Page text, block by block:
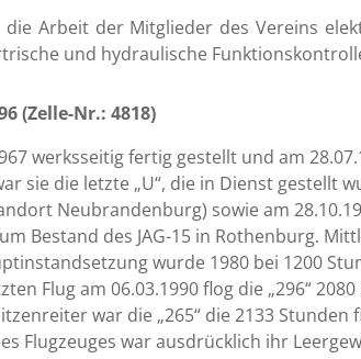
die Arbeit der Mitglieder des Vereins
und hydraulische
(Zelle-Nr.: 4818)
werksseitig fertig gestellt und am
sie die letzte „U“, die in Dienst gestellt
Neubrandenburg) sowie am
Bestand des JAG-15 in Rothenburg.
wurde 1980 bei 1200
Flug am 06.03.1990 flog die „296“
war die „265“ die 2133
Flugzeuges war ausdrücklich ihr